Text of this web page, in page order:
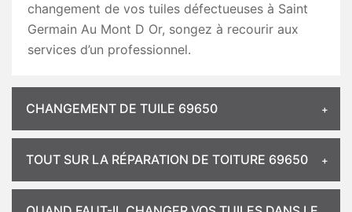
changement de vos tuiles défectueuses à Saint
Germain Au Mont D Or, songez à recourir aux
services d’un professionnel.
CHANGEMENT DE TUILE 69650
TOUT SUR LA RÉPARATION DE TOITURE 69650